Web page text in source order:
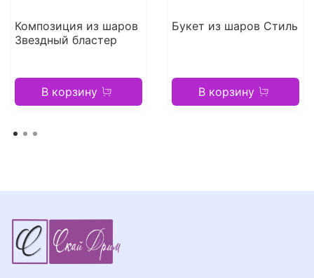
Композиция из шаров
Звездный бластер
В корзину
Букет из шаров Стиль
В корзину